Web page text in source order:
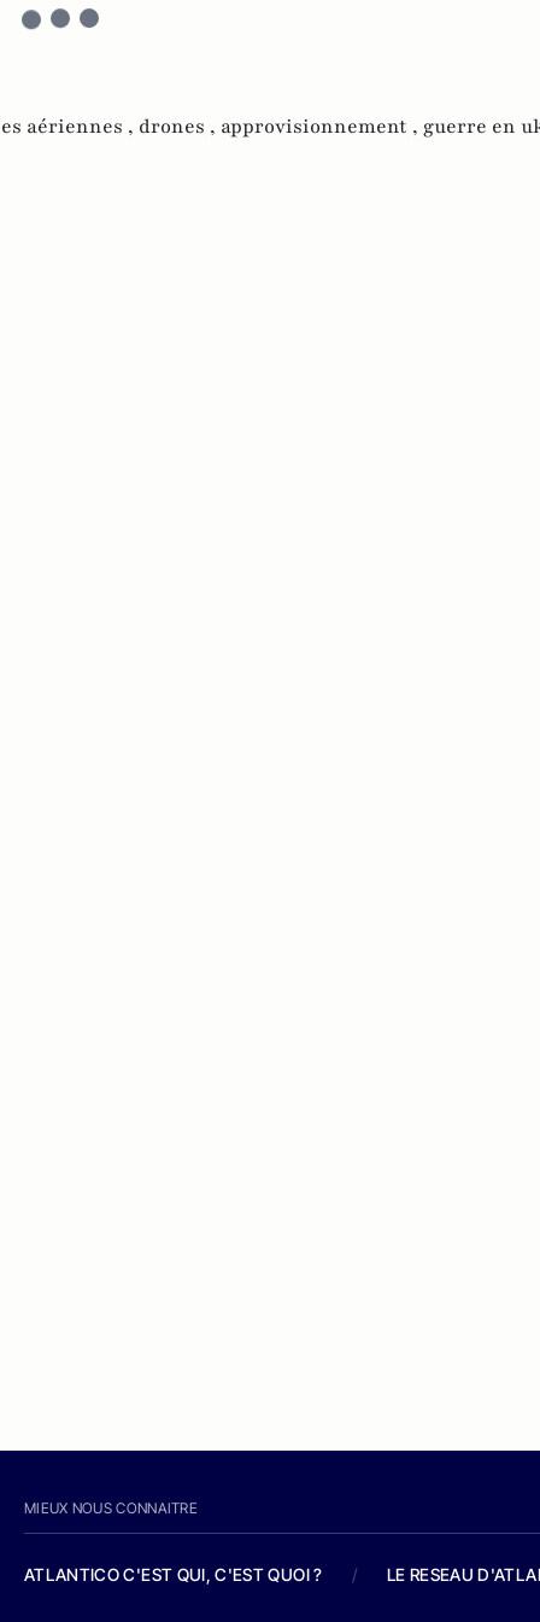
aériennes , drones , approvisionnement , guerre en
MIEUX NOUS CONNAITRE
ATLANTICO C'EST QUI, C'EST QUOI ? / LE RESEAU